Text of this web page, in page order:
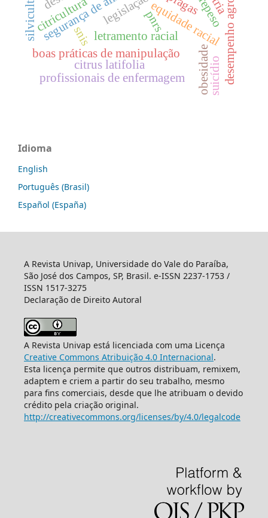
equidade racial
letramento racial
boas práticas de manipulação
citrus latifolia
citricultura
silvicultura
profissionais de enfermagem obesidade
pnrs
snis
suicídio
Idioma
English
Português (Brasil)
Español (España)
A Revista Univap, Universidade do Vale do Paraíba,
São José dos Campos, SP, Brasil. e-ISSN 2237-1753 /
ISSN 1517-3275
Declaração de Direito Autoral
A Revista Univap está licenciada com uma Licença
Creative Commons Atribuição 4.0 Internacional.
Esta licença permite que outros distribuam, remixem,
adaptem e criem a partir do seu trabalho, mesmo
para fins comerciais, desde que lhe atribuam o devido
crédito pela criação original.
http://creativecommons.org/licenses/by/4.0/legalcode